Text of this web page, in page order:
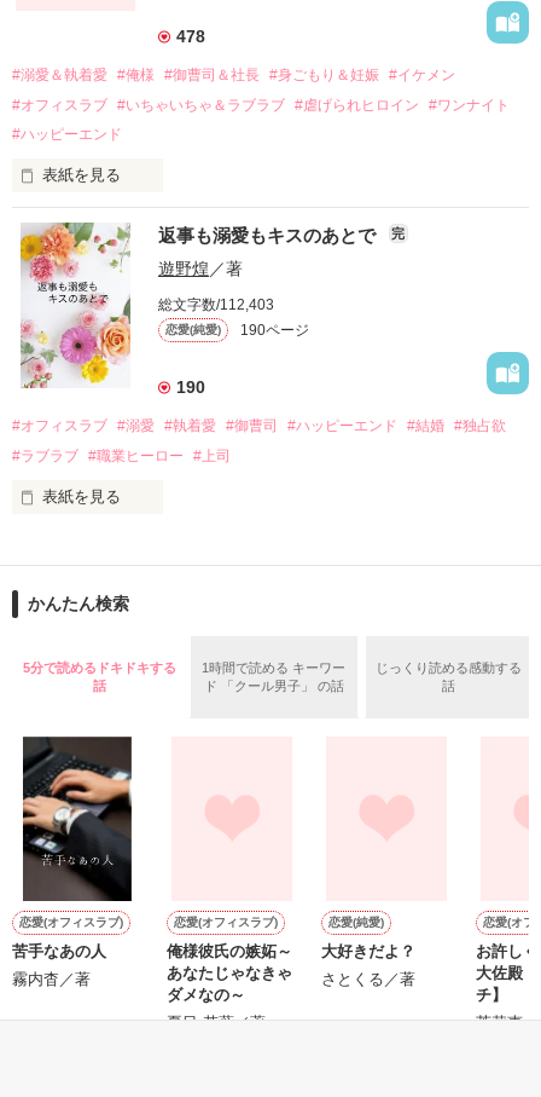
それから約十二年後。
過去の傷から、二度と会いたくないと思っていた哲平に
運命のような再会を果たす。
酔った勢いで一夜を共にしてしまった。
さらに、美桜が初めてだと知った哲平は
『責任をとる、結婚しよう』と真っ直ぐに告げてきた。
戸惑う美桜とは裏腹に、好きという気持ちを隠すことなく
甘やかしてくる。
そんなある日、哲平は美桜がストーカー被害に
遭っていることを知る。
美桜を守るため、哲平は同居を提案してきて――。
夏木美桜(なつきみお)
鳴海哲平 (なるみてっぺい)
2026.6.5～2026.7.25
＊以前、公開していた話の改稿版です＊
作品を読む
478
#溺愛＆執着愛 #俺様 #御曹司＆社長 #身ごもり＆妊娠 #イケメン
#オフィスラブ #いちゃいちゃ＆ラブラブ #虐げられヒロイン
#ワンナイト
#ハッピーエンド
表紙を見る
おかしな噂を流されて前の職場でうまくいかなかった梅田美
桜は、海外で傷心旅行をしていたところ、日本人美青年と出会
い、酒の勢いもあり一夜限りの関係となる。
帰国後、美桜は新しい職場でワンナイトした美青年と再会。
なんと彼の正体は、とある財閥御曹司にも関わらず、一族を離
れて起業した新進気鋭の実業家、社内でも冷徹だと評判な社長
――御影恭司その人だったのだ――！
なぜか恭司から飼い猫の世話係を命じられた美桜は、猫の世
の関係となってしまい――？
返事も溺愛もキスのあとで 完
遊野煌／著
総文字数/112,403
恋愛(純愛) 190ページ
190
#オフィスラブ #溺愛 #執着愛 #御曹司 #ハッピーエンド #結婚 #独占欲
#ラブラブ #職業ヒーロー #上司
表紙を見る
ションの企画戦略室で働いている。
めた、同期で恋人の石垣守（26）がいるのだが、後輩の姫原由
いた。
守と由羅から『便利屋雛子』と馬鹿にされ、一人こっそり泣い
た上、同居まで提案してきて──？
鷹哉『宜しくな、俺の雛子』🦅
雛子『俺の……ひぃ、雛子？！！！』🐥
シゴデキで冷徹な上司が見せる素顔は、なぜか想像以上に甘く
て……🐥💓🦅
※表紙も作中使用の画像も全てフリー素材です。
※執筆期間2026.6.3〜7.20完結です。
※他サイトさんにて恋愛トレンド1位でした〜良かったら読ん
で頂けると嬉しいです。
かんたん検索
5分で読めるドキドキする
話
1時間で読める キーワー
ド 「クール男子」 の話
じっくり読める感動する
話
恋愛(オフィスラブ)
苦手なあの人
霧内杳／著
恋愛(オフィスラブ)
俺様彼氏の嫉妬～
あなたじゃなきゃ
ダメなの～
夏目 若葉／著
恋愛(純愛)
大好きだよ？
さとくる／著
恋愛(オフ
お許し
大佐殿
チ】
茉莉恵